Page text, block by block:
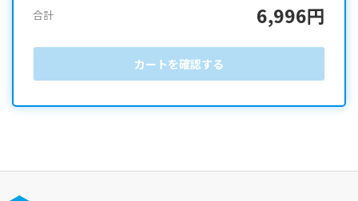
合計 6,996円
カートを確認する